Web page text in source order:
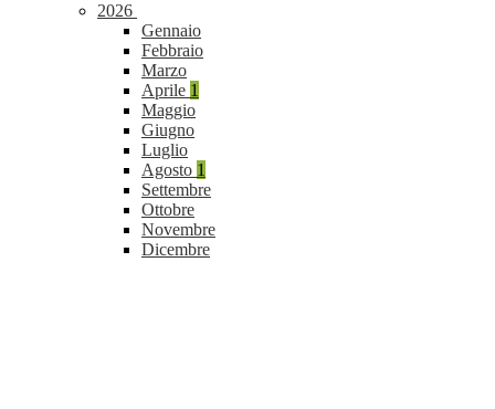
2026
Gennaio
Febbraio
Marzo
Aprile 1
Maggio
Giugno
Luglio
Agosto 1
Settembre
Ottobre
Novembre
Dicembre